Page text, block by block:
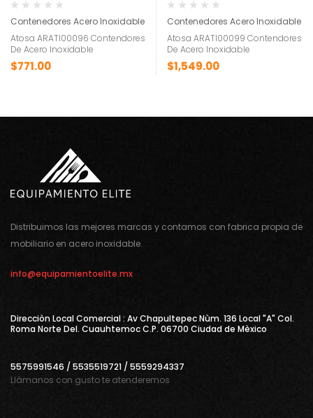
Contenedores Acero Inoxidable
Atosa ARATI00096 Contendores
De Acero Inoxidable
$771.00
Contenedores Acero Inoxidable
Atosa ARATI00099 Contendores
De Acero Inoxidable
$1,549.00
Distribuimos las mejores marcas y contamos con fabrica propia de
mobiliario en acero inoxidable.
info@equipamientoelite.mx
Direcciòn Local Comercial : Av Chapultepec Nùm. 136 Local "A" Col.
Roma Norte Del. Cuauhtemoc C.P. 06700 Ciudad de Mèxico
5575991546 / 5535519721 / 5559294337
Llámanos con gusto te atenderemos